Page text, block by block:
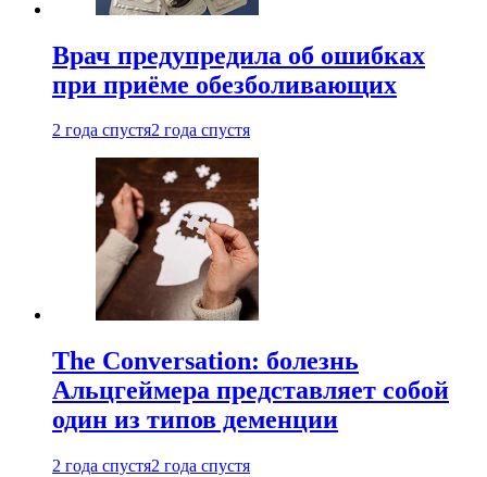
Врач предупредила об ошибках
при приëме обезболивающих
2 года спустя2 года спустя
The Conversation: болезнь
Альцгеймера представляет собой
один из типов деменции
2 года спустя2 года спустя